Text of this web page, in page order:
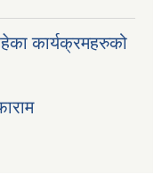
कार्यक्रमहरुको